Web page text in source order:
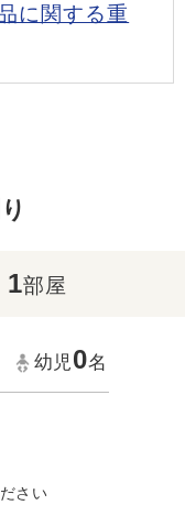
に関する重
1部屋
幼児0名
さい